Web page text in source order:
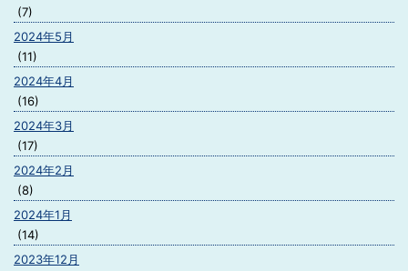
(7)
2024年5月
(11)
2024年4月
(16)
2024年3月
(17)
2024年2月
(8)
2024年1月
(14)
2023年12月